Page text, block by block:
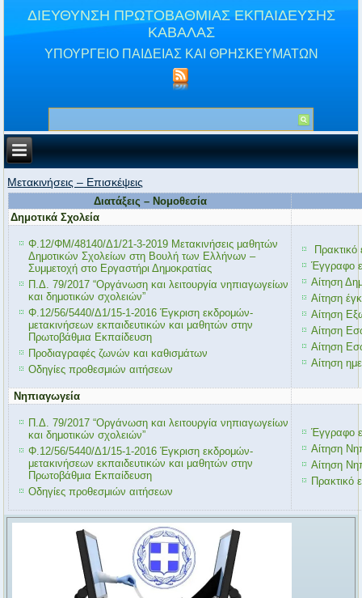
ΔΙΕΥΘΥΝΣΗ ΠΡΩΤΟΒΑΘΜΙΑΣ ΕΚΠΑΙΔΕΥΣΗΣ
ΚΑΒΑΛΑΣ
ΥΠΟΥΡΓΕΙΟ ΠΑΙΔΕΙΑΣ ΚΑΙ ΘΡΗΣΚΕΥΜΑΤΩΝ
Μετακινήσεις – Επισκέψεις
Διατάξεις – Νομοθεσία
Δημοτικά Σχολεία
Φ.12/ΦΜ/48140/Δ1/21-3-2019 Μετακινήσεις μαθητών
Δημοτικών Σχολείων στη Βουλή των Ελλήνων –
Συμμετοχή στο Εργαστήρι Δημοκρατίας
Π.Δ. 79/2017 “Οργάνωση και λειτουργία νηπιαγωγείων
και δημοτικών σχολειών”
Φ.12/56/5440/Δ1/15-1-2016 Έγκριση εκδρομών-
μετακινήσεων εκπαιδευτικών και μαθητών στην
Πρωτοβάθμια Εκπαίδευση
Προδιαγραφές ζωνών και καθισμάτων
Οδηγίες προθεσμιών αιτήσεων
Πρακτικό
Έγγραφο
Αίτηση
Αίτηση
Αίτηση
Αίτηση
Αίτηση
Αίτηση
Νηπιαγωγεία
Π.Δ. 79/2017 “Οργάνωση και λειτουργία νηπιαγωγείων
και δημοτικών σχολειών”
Φ.12/56/5440/Δ1/15-1-2016 Έγκριση εκδρομών-
μετακινήσεων εκπαιδευτικών και μαθητών στην
Πρωτοβάθμια Εκπαίδευση
Οδηγίες προθεσμιών αιτήσεων
Έγγραφο
Αίτηση
Αίτηση
Πρακτικό